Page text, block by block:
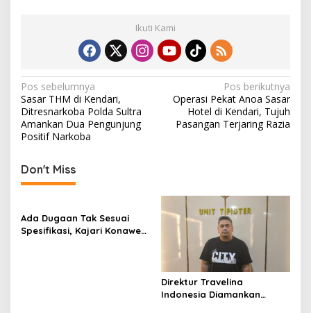
Ikuti Kami
N
a
v
i
g
a
i
Pos sebelumnya
Sasar THM di Kendari,
Ditresnarkoba Polda Sultra
Amankan Dua Pengunjung
Positif Narkoba
Pos berikutnya
Operasi Pekat Anoa Sasar
Hotel di Kendari, Tujuh
Pasangan Terjaring Razia
Don't Miss
Ada Dugaan Tak Sesuai
Spesifikasi, Kajari Konawe
Direktur Travelina
Indonesia Diamankan